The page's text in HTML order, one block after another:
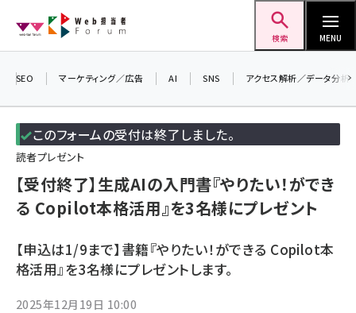
ン
検索 MENU
seo (3538)
ai (2820)
note (2322)
セミナー (2315)
SEO マーケティング／広告 AI SNS アクセス解析／データ分析
このフォームの受付は終了しました。
読者プレゼント
【受付終了】生成AIの入門書『やりたい！ができ
る Copilot本格活用』を3名様にプレゼント
【申込は1/9まで】書籍『やりたい！ができる Copilot本
格活用』を3名様にプレゼントします。
2025年12月19日 10:00
＼ 8
生成
▼申